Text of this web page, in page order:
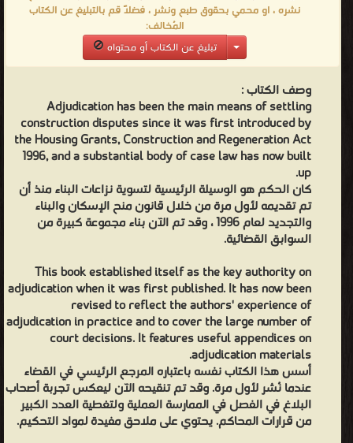
نشره ، او محمي بحقوق طبع ونشر ، فضلاً قم بالتبليغ عن الكتاب
المُخالف:
تبليغ عن الكتاب أو محتواه
وصف الكتاب :
Adjudication has been the main means of settling
construction disputes since it was first introduced by
the Housing Grants, Construction and Regeneration Act
1996, and a substantial body of case law has now built
up.
كان الحكم هو الوسيلة الرئيسية لتسوية نزاعات البناء منذ أن
تم تقديمه لأول مرة من خلال قانون منح الإسكان والبناء
والتجديد لعام 1996 ، وقد تم الآن بناء مجموعة كبيرة من
السوابق القضائية.
This book established itself as the key authority on
adjudication when it was first published. It has now been
revised to reflect the authors' experience of
adjudication in practice and to cover the large number of
court decisions. It features useful appendices on
adjudication materials.
أسس هذا الكتاب نفسه باعتباره المرجع الرئيسي في القضاء
عندما نُشر لأول مرة. وقد تم تنقيحه الآن ليعكس تجربة أصحاب
البلاغ في الفصل في الممارسة العملية ولتغطية العدد الكبير
من قرارات المحاكم. يحتوي على ملاحق مفيدة لمواد التحكيم.